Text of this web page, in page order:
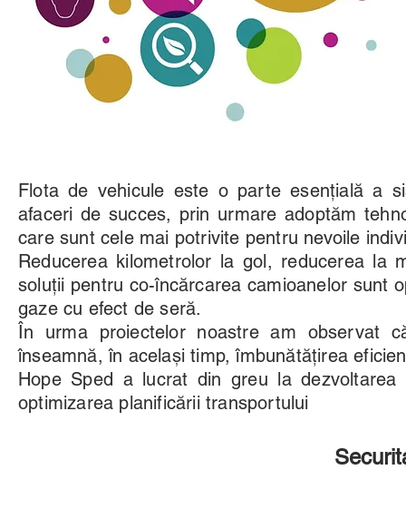
Flota de vehicule este o parte esențială a
afaceri de succes, prin urmare adoptăm
care sunt cele mai potrivite pentru nevoile
Reducerea kilometrolor la gol, reducerea la
soluții pentru co-încărcarea camioanelor sunt
gaze cu efect de seră.
În urma proiectelor noastre am observat
înseamnă, în același timp, îmbunătățirea
Hope Sped a lucrat din greu la
optimizarea planificării transportului